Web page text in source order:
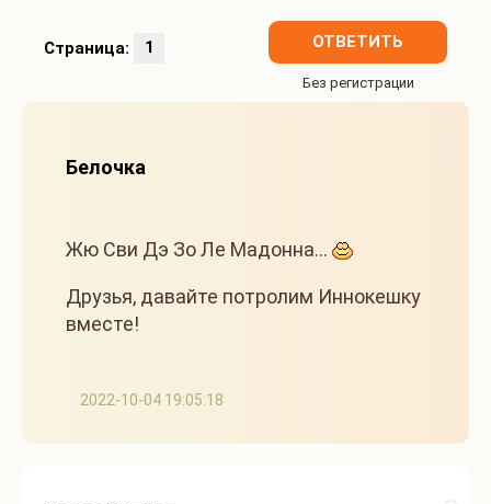
Страница: 1 ОТВЕТИТЬ
2022-10-04 19:05:18
Белочка
Жю Сви Дэ Зо Ле Мадонна...
Друзья, давайте потролим Иннокешку
вместе!